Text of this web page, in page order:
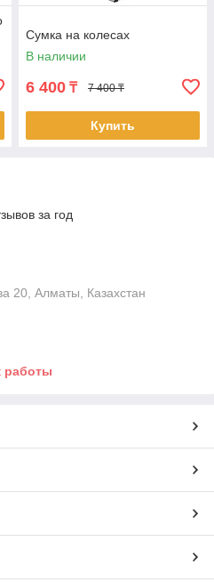
Сумка на колесах
В наличии
6 400 ₸ 7 400 ₸
Купить
за год
20, Алматы, Казахстан
работы